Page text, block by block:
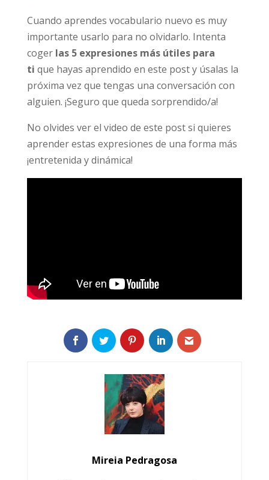
Cuando aprendes vocabulario nuevo es muy
importante usarlo para no olvidarlo. Intenta
cogerlas 5 expresiones más útiles para
ti que hayas aprendido en este post y úsalas la
próxima vez que tengas una conversación con
alguien. ¡Seguro que queda sorprendido/a!
No olvides ver el video de este post si quieres
aprender estas expresiones de una forma más
¡entretenida y dinámica!
Mireia Pedragosa